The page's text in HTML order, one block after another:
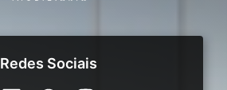
Redes Sociais